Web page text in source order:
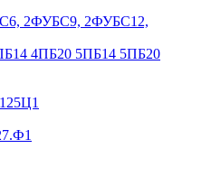
2ФУБС9, 2ФУБС12,
4ПБ20 5ПБ14 5ПБ20